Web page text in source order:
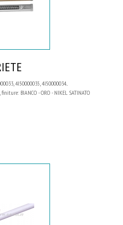
4I50000035, 4I50000034...
BIANCO - ORO - NIKEL SATINATO